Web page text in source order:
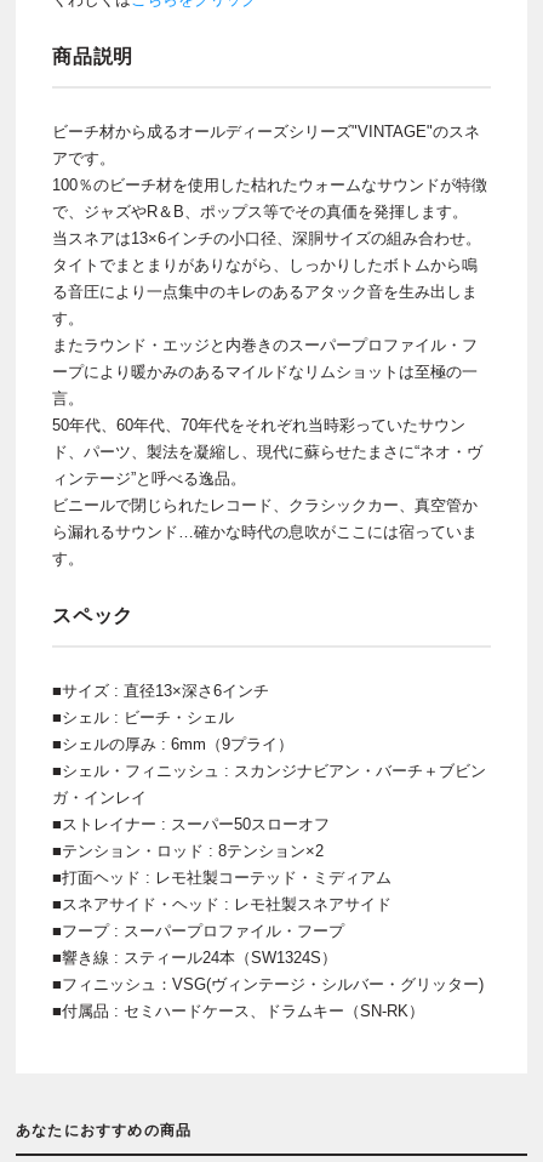
商品説明
ビーチ材から成るオールディーズシリーズ"VINTAGE"のスネ
アです。
100％のビーチ材を使用した枯れたウォームなサウンドが特徴
で、ジャズやR＆B、ポップス等でその真価を発揮します。
当スネアは13×6インチの小口径、深胴サイズの組み合わせ。
タイトでまとまりがありながら、しっかりしたボトムから鳴
る音圧により一点集中のキレのあるアタック音を生み出しま
す。
またラウンド・エッジと内巻きのスーパープロファイル・フ
ープにより暖かみのあるマイルドなリムショットは至極の一
言。
50年代、60年代、70年代をそれぞれ当時彩っていたサウン
ド、パーツ、製法を凝縮し、現代に蘇らせたまさに“ネオ・ヴ
ィンテージ”と呼べる逸品。
ビニールで閉じられたレコード、クラシックカー、真空管か
ら漏れるサウンド…確かな時代の息吹がここには宿っていま
す。
スペック
■サイズ : 直径13×深さ6インチ
■シェル : ビーチ・シェル
■シェルの厚み : 6mm（9プライ）
■シェル・フィニッシュ : スカンジナビアン・バーチ＋ブビン
ガ・インレイ
■ストレイナー : スーパー50スローオフ
■テンション・ロッド : 8テンション×2
■打面ヘッド : レモ社製コーテッド・ミディアム
■スネアサイド・ヘッド : レモ社製スネアサイド
■フープ : スーパープロファイル・フープ
■響き線 : スティール24本（SW1324S）
■フィニッシュ：VSG(ヴィンテージ・シルバー・グリッター)
■付属品 : セミハードケース、ドラムキー（SN-RK）
あなたにおすすめの商品